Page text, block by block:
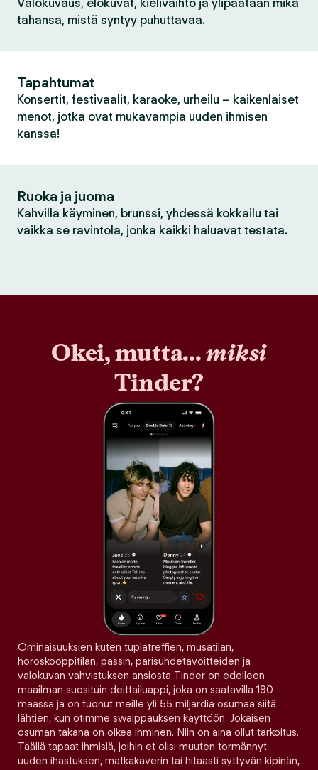
Valokuvaus, elokuvat, kielivaihto ja ylipäätään mikä
tahansa, mistä syntyy puhuttavaa.
Tapahtumat
Konsertit, festivaalit, karaoke, urheilu – kaikenlaiset
menot, jotka ovat mukavampia uuden ihmisen
kanssa!
Ruoka ja juoma
Kahvilla käyminen, brunssi, yhdessä kokkailu tai
vaikka se ravintola, jonka kaikki haluavat testata.
Okei, mutta...miksi
Tinder?
Ominaisuuksien kuten tuplatreffien, musatilan,
horoskooppitilan, passin, parisuhdetavoitteiden ja
valokuvan vahvistuksen ansiosta Tinder on edelleen
maailman suosituin deittailuappi, joka on saatavilla 190
maassa ja on tuonut meille yli 55 miljardia osumaa siitä
lähtien, kun otimme swaippauksen käyttöön. Jokaisen
osuman takana on oikea ihminen. Niin on aina ollut tarkoitus.
Täällä tapaat ihmisiä, joihin et olisi muuten törmännyt:
uuden ihastuksen, matkakaverin tai hitaasti syttyvän kipinän,